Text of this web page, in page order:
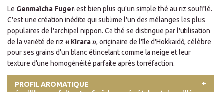
Le Genmaïcha Fugenest bien plus qu'un simple thé au riz soufflé.
C'est une création inédite qui sublime l'un des mélanges les plus
populaires de l'archipel nippon. Ce thé se distingue par l'utilisation
de la variété de riz « Kirara », originaire de l'île d'Hokkaidô, célèbre
pour ses grains d'un blanc étincelant comme la neige et leur
texture d'une homogénéité parfaite après torréfaction.
PROFIL AROMATIQUE